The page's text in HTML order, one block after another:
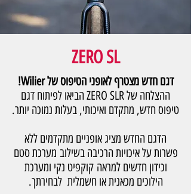
ZERO SL
דגם חדש מצטרף לאופני הטיפוס של Wilier!
ההצלחה של ZERO SLR הביאו לפיתוח דגם
טיפוס חדש, מתקדם ואיכותי, בעלות נמוכה יותר.
הדגם החדש מציג אופניים מתקדמים ללא
פשרות על איכויות הרכיבה בשילוב מערכת סטם
וכידון חדשים למראה קוקפיט נקי ומערכת
הילוכים מכאנית או חשמלית לבחירתך.